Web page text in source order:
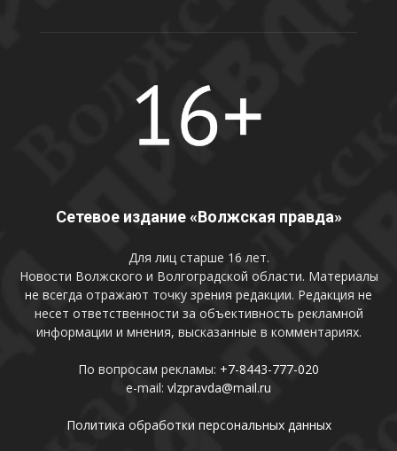
Сетевое издание «Волжская правда»
Для лиц старше 16 лет.
Новости Волжского и Волгоградской области. Материалы
не всегда отражают точку зрения редакции. Редакция не
несет ответственности за объективность рекламной
информации и мнения, высказанные в комментариях.
По вопросам рекламы: +7-8443-777-020
e-mail: vlzpravda@mail.ru
Политика обработки персональных данных